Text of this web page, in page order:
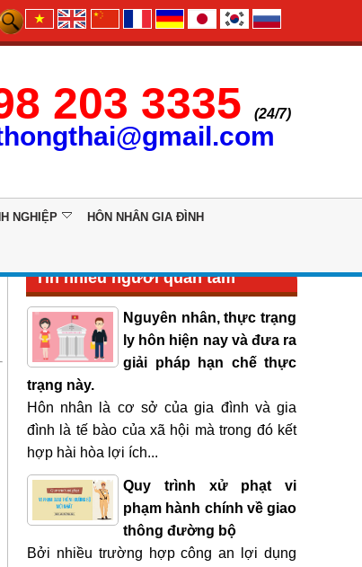
203 3335 (24/7)
NGHIỆP HÔN NHÂN GIA ĐÌNH
Tin nhiều người quan tâm
Nguyên nhân, thực trạng
ly hôn hiện nay và đưa ra
giải pháp hạn chế thực
trạng này.
Hôn nhân là cơ sở của gia đình và gia
đình là tế bào của xã hội mà trong đó kết
hợp hài hòa lợi ích...
Quy trình xử phạt vi
phạm hành chính về giao
thông đường bộ
Bởi nhiều trường hợp công an lợi dụng